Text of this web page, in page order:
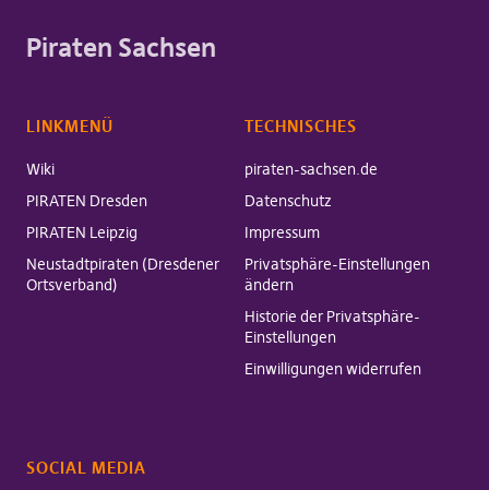
Piraten Sachsen
LINKMENÜ
Wiki
PIRATEN Dresden
PIRATEN Leipzig
Neustadtpiraten (Dresdener
Ortsverband)
TECHNISCHES
piraten-sachsen.de
Datenschutz
Impressum
Privatsphäre-Einstellungen
ändern
Historie der Privatsphäre-
Einstellungen
Einwilligungen widerrufen
SOCIAL MEDIA